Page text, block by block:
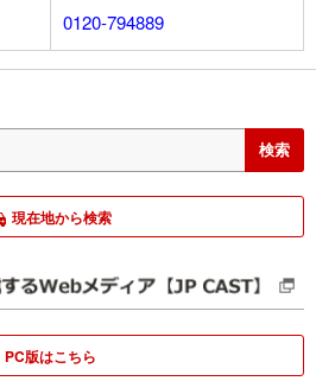
0120-794889
現在地から検索
PC版はこちら